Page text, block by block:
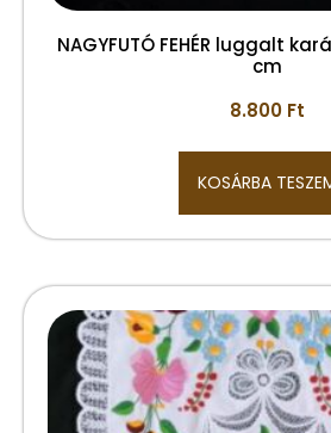
NAGYFUTÓ FEHÉR luggalt
cm
8.800 Ft
KOSÁRBA